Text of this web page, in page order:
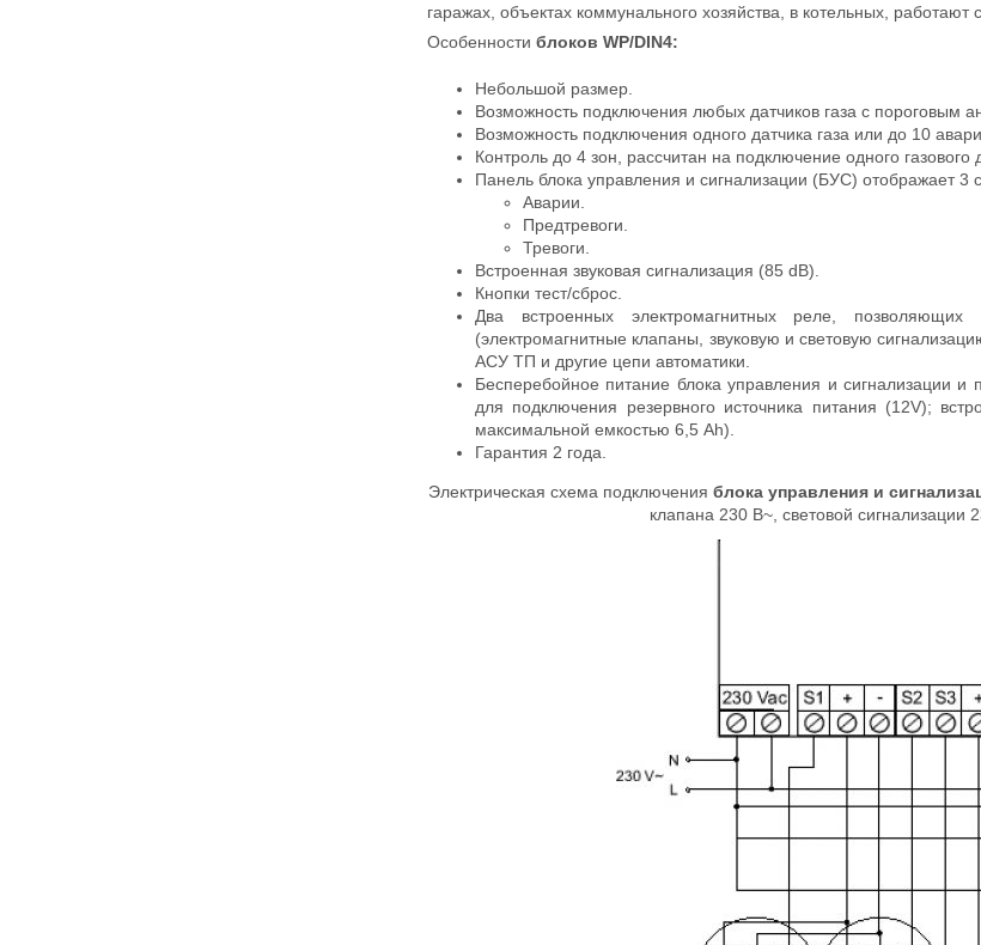
гаражах, объектах коммунального хозяйства, в котельных, работают
Особенности блоков WP/DIN4:
Небольшой размер.
Возможность подключения любых датчиков газа с пороговым
Возможность подключения одного датчика газа или до 10
Контроль до 4 зон, рассчитан на подключение одного газового
Панель блока управления и сигнализации (БУС) отображает 3
Аварии.
Предтревоги.
Тревоги.
Встроенная звуковая сигнализация (85 dB).
Кнопки тест/сброс.
Два встроенных электромагнитных реле,
(электромагнитные клапаны, звуковую и световую
АСУ ТП и другие цепи автоматики.
Бесперебойное питание блока управления и сигнализации
для подключения резервного источника питания (12V);
максимальной емкостью 6,5 Аh).
Гарантия 2 года.
Электрическая схема подключения блока управления и
клапана 230 В~, световой сигнализации